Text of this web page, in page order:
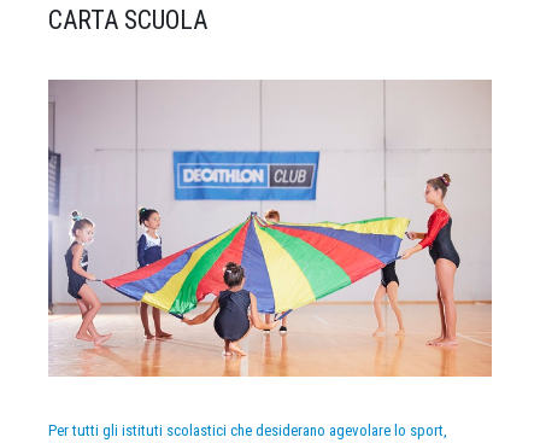
CARTA SCUOLA
Per tutti gli istituti scolastici che desiderano agevolare lo sport,